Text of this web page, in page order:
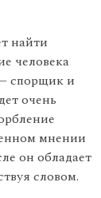
найти
человека
спорщик и
очень
мнении
он обладает
словом.